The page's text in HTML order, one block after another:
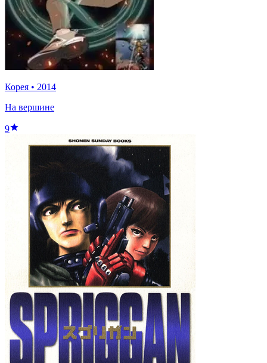
Корея • 2014
На вершине
9